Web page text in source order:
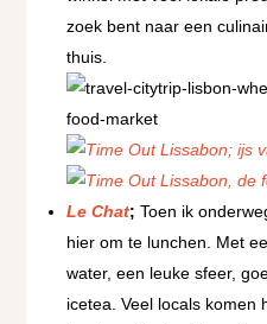
zoek bent naar een
thuis.
Le Chat;Toen ik
hier om te lunchen. Met
water, een leuke sfeer,
icetea. Veel locals komen